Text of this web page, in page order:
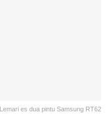
Lemari es dua pintu Samsung RT62